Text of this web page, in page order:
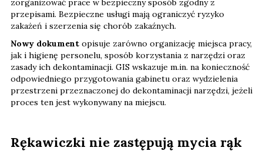
zorganizować prace w bezpieczny sposób zgodny z
przepisami. Bezpieczne usługi mają ograniczyć ryzyko
zakażeń i szerzenia się chorób zakaźnych.
Nowy dokument opisuje zarówno organizację miejsca pracy,
jak i higienę personelu, sposób korzystania z narzędzi oraz
zasady ich dekontaminacji. GIS wskazuje m.in. na konieczność
odpowiedniego przygotowania gabinetu oraz wydzielenia
przestrzeni przeznaczonej do dekontaminacji narzędzi, jeżeli
proces ten jest wykonywany na miejscu.
Rękawiczki nie zastępują mycia rąk